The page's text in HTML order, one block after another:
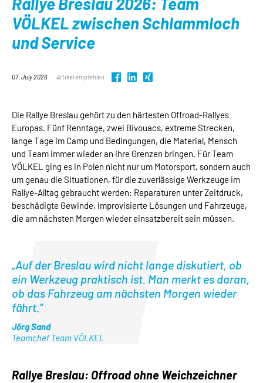
VÖLKEL zwischen Schlammloch
und Service
07. July 2026 Artikel empfehlen
Die Rallye Breslau gehört zu den härtesten Offroad-Rallyes
Europas. Fünf Renntage, zwei Bivouacs, extreme Strecken,
lange Tage im Camp und Bedingungen, die Material, Mensch
und Team immer wieder an ihre Grenzen bringen. Für Team
VÖLKEL ging es in Polen nicht nur um Motorsport, sondern auch
um genau die Situationen, für die zuverlässige Werkzeuge im
Rallye-Alltag gebraucht werden: Reparaturen unter Zeitdruck,
beschädigte Gewinde, improvisierte Lösungen und Fahrzeuge,
die am nächsten Morgen wieder einsatzbereit sein müssen.
„Auf der Breslau wird nicht lange diskutiert, ob
ein Werkzeug praktisch ist. Man merkt es daran,
ob das Fahrzeug am nächsten Morgen wieder
fährt.“
Jörg Sand
Teamchef Team VÖLKEL
Rallye Breslau: Offroad ohne Weichzeichner